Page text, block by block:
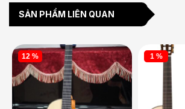
SẢN PHẨM LIÊN QUAN
12 % 1 %